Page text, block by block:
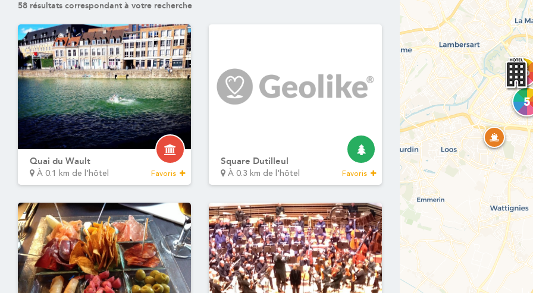
58 résultats correspondant à votre recherche
Quai du Wault
À 0.1 km de l'hôtel Favoris
Square Dutilleul
À 0.3 km de l'hôtel Favoris
5
46